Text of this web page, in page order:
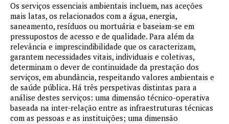
Os serviços essenciais ambientais incluem, nas aceções
mais latas, os relacionados com a água, energia,
saneamento, resíduos ou mortuária e baseiam-se em
pressupostos de acesso e de qualidade. Para além da
relevância e imprescindibilidade que os caracterizam,
garantem necessidades vitais, individuais e coletivas,
determinam o dever de continuidade da prestação dos
serviços, em abundância, respeitando valores ambientais e
de saúde pública. Há três perspetivas distintas para a
análise destes serviços: uma dimensão técnico-operativa
baseada na inter-relação entre as infraestruturas técnicas
com as pessoas e as instituições; uma dimensão